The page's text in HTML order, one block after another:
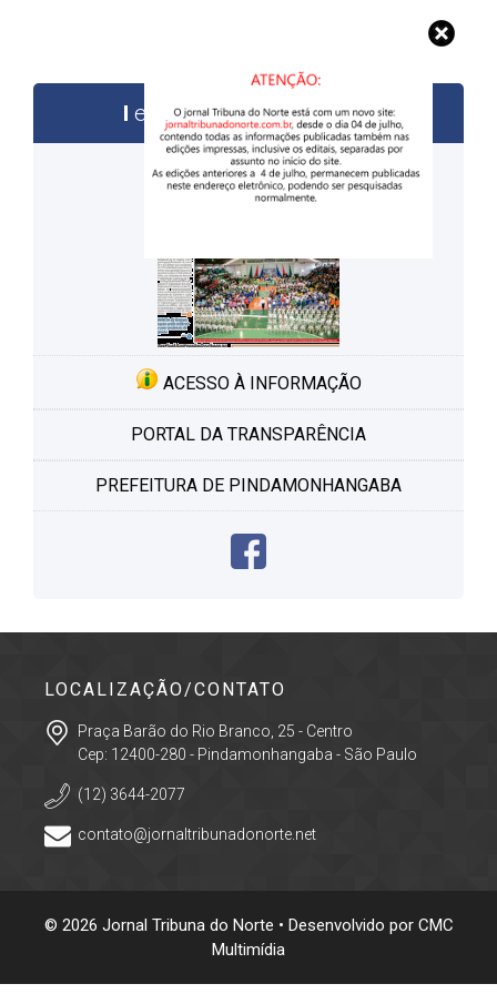
edições anteriores
ACESSO À INFORMAÇÃO
PORTAL DA TRANSPARÊNCIA
PREFEITURA DE PINDAMONHANGABA
LOCALIZAÇÃO/CONTATO
Praça Barão do Rio Branco, 25 - Centro
Cep: 12400-280 - Pindamonhangaba - São Paulo
(12) 3644-2077
contato@jornaltribunadonorte.net
© 2026 Jornal Tribuna do Norte • Desenvolvido por CMC
Multimídia